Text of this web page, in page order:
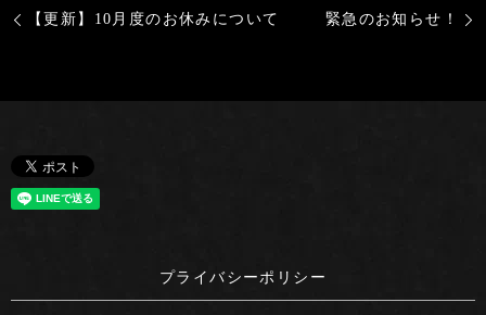
【更新】10月度のお休みについて 緊急のお知らせ！
プライバシーポリシー